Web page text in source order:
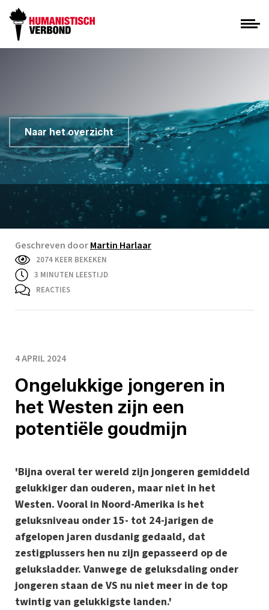
Naar het overzicht
Geschreven doorMartin Harlaar
2074 KEER BEKEKEN
3 MINUTEN LEESTIJD
REACTIES
4 APRIL 2024
Ongelukkige jongeren in
het Westen zijn een
potentiële goudmijn
'Bijna overal ter wereld zijn jongeren gemiddeld
gelukkiger dan ouderen, maar niet in het
Westen. Vooral in Noord-Amerika is het
geluksniveau onder 15- tot 24-jarigen de
afgelopen jaren dusdanig gedaald, dat
zestigplussers hen nu zijn gepasseerd op de
geluksladder. Vanwege de geluksdaling onder
jongeren staan de VS nu niet meer in de top
twintig van gelukkigste landen.'